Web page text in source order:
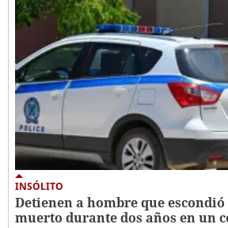
INSÓLITO
Detienen a hombre que
muerto durante dos años en un